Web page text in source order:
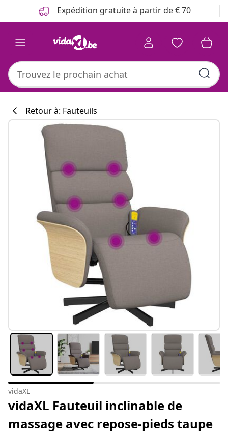
Expédition gratuite à partir de € 70
Retour à: Fauteuils
vidaXL
vidaXL Fauteuil inclinable de
massage avec repose-pieds taupe